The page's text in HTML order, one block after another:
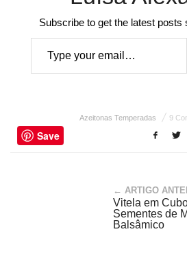
Subscribe to get the latest posts
Type your email…
Azeitonas Temperadas 9
Save
← ARTIGO
Vitela em
Sementes de
Balsâmico